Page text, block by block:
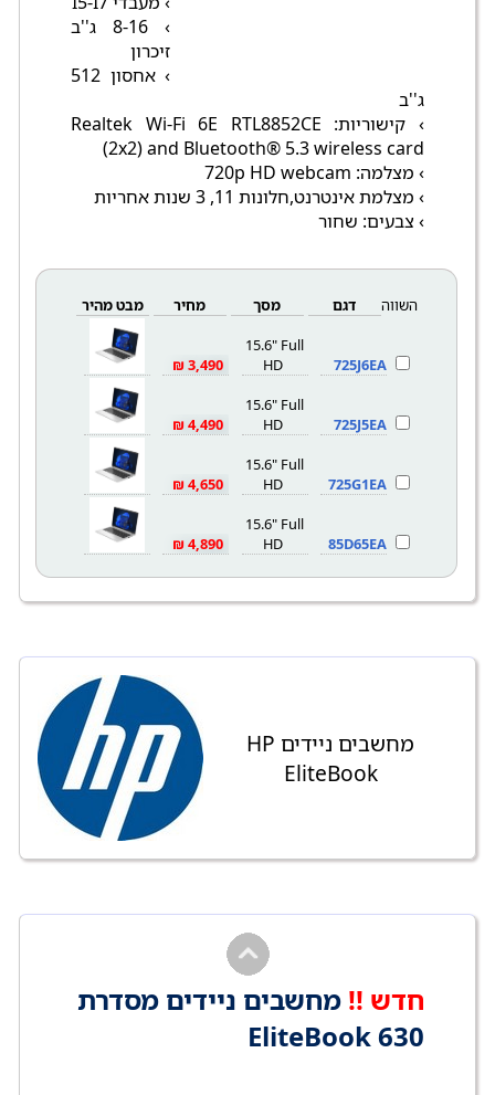
› 8-16 ג''ב
זיכרון
› אחסון 512
ג''ב
› קישוריות: Realtek Wi-Fi 6E RTL8852CE
(2x2) and Bluetooth® 5.3 wireless card
› מצלמה: 720p HD webcam
› מצלמת אינטרנט,חלונות 11, 3 שנות אחריות
› צבעים: שחור
השווה דגם מסך מחיר מבט מהיר
725J6EA
15.6" Full
HD
3,490 ₪
725J5EA
15.6" Full
HD
4,490 ₪
725G1EA
15.6" Full
HD
4,650 ₪
85D65EA
15.6" Full
HD
4,890 ₪
מחשבים ניידים HP
EliteBook
חדש !! מחשבים ניידים מסדרת
EliteBook 630